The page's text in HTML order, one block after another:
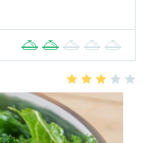
2 3 4
2 3 4